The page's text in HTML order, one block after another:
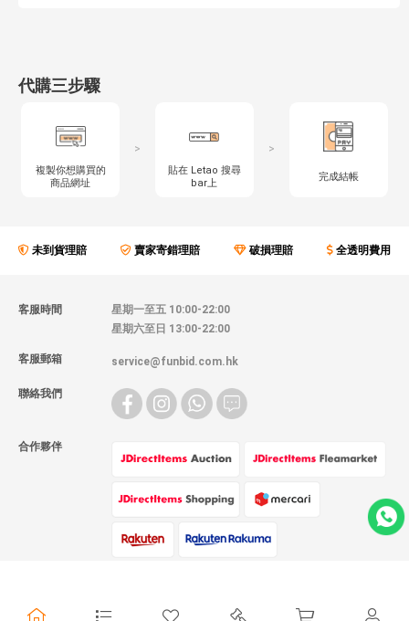
代購三步驟
複製你想購買的
商品網址
>
貼在 Letao 搜尋
bar上
>
完成結帳
未到貨理賠 賣家寄錯理賠 破損理賠 全透明費用
客服時間
星期一至五 10:00-22:00
星期六至日 13:00-22:00
客服郵箱 service@funbid.com.hk
聯絡我們
合作夥伴